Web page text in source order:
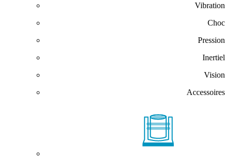
Vibration
Choc
Pression
Inertiel
Vision
Accessoires